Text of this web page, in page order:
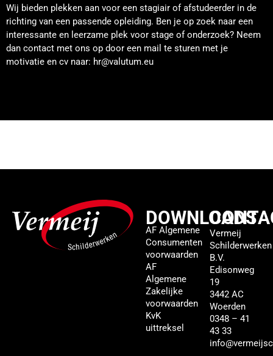
Wij bieden plekken aan voor een stagiair of afstudeerder in de
richting van een passende opleiding. Ben je op zoek naar een
interessante en leerzame plek voor stage of onderzoek? Neem
dan contact met ons op door een mail te sturen met je
motivatie en cv naar: hr@valutum.eu
DOWNLOADS
AF Algemene
Consumenten
voorwaarden
AF
Algemene
Zakelijke
voorwaarden
KvK
uittreksel
Vermeij
Schilderwerken
B.V.
Edisonweg
19
3442 AC
Woerden
0348 – 41
43 33